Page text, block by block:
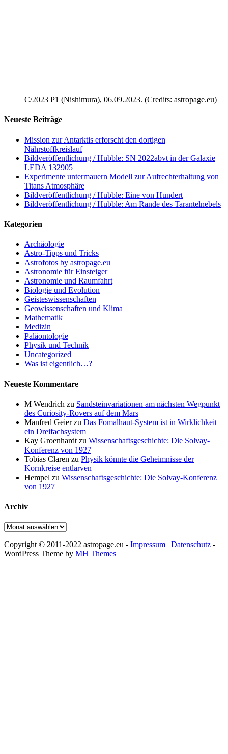
C/2023 P1 (Nishimura), 06.09.2023. (Credits: astropage.eu)
Neueste Beiträge
Mission zur Antarktis erforscht den dortigen
Nährstoffkreislauf
Bildveröffentlichung / Hubble: SN 2022abvt in der Galaxie
LEDA 132905
Experimente untermauern Modell zur Aufrechterhaltung von
Titans Atmosphäre
Bildveröffentlichung / Hubble: Eine von Hundert
Bildveröffentlichung / Hubble: Am Rande des Tarantelnebels
Kategorien
Archäologie
Astro-Tipps und Tricks
Astrofotos by astropage.eu
Astronomie für Einsteiger
Astronomie und Raumfahrt
Biologie und Evolution
Geisteswissenschaften
Geowissenschaften und Klima
Mathematik
Medizin
Paläontologie
Physik und Technik
Uncategorized
Was ist eigentlich…?
Neueste Kommentare
M Wendrich zu Sandsteinvariationen am nächsten Wegpunkt
des Curiosity-Rovers auf dem Mars
Manfred Geierzu Das Fomalhaut-System ist in Wirklichkeit
ein Dreifachsystem
Kay Groenhardt zu Wissenschaftsgeschichte: Die Solvay-
Konferenz von 1927
Tobias Claren zu Physik könnte die Geheimnisse der
Kornkreise entlarven
Hempel zu Wissenschaftsgeschichte: Die Solvay-Konferenz
von 1927
Archiv
Archiv
Copyright © 2011-2022 astropage.eu - Impressum | Datenschutz -
WordPress Theme by MH Themes